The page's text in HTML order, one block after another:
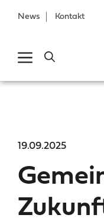
News Kontakt
19.09.2025